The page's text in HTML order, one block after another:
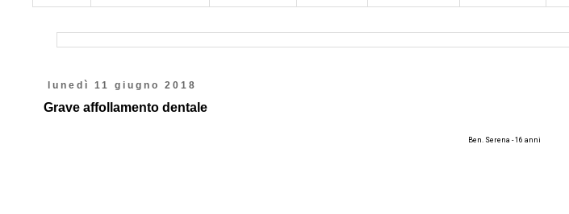
lunedì 11 giugno 2018
Grave affollamento dentale
Ben. Serena - 16 anni